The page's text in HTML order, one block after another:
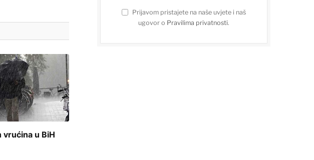
vrućina u BiH
Prijavom pristajete na naše uvjete i naš
ugovor o Pravilima privatnosti.